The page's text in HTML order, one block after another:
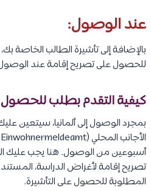
عند الوصول:
بالإضافة إلى تأشيرة الطالب الخاصة
للحصول على تصريح إقامة عند
كيفية التقدم بطلب
بمجرد الوصول إلى ألمانيا، سيتعين
أسبوعين من الوصول. هنا يجب عليك
تصريح إقامة لأغراض الدراسة،
المطلوبة للحصول على التأشيرة.